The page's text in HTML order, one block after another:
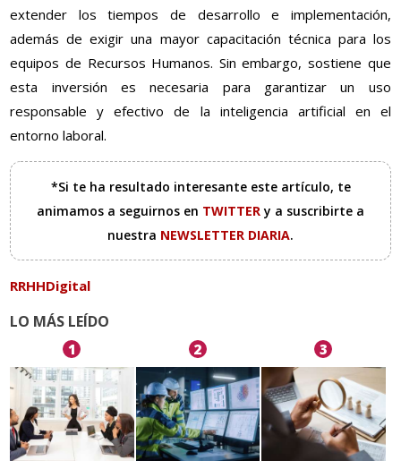
extender los tiempos de desarrollo e implementación,
además de exigir una mayor capacitación técnica para los
equipos de Recursos Humanos. Sin embargo, sostiene que
esta inversión es necesaria para garantizar un uso
responsable y efectivo de la inteligencia artificial en el
entorno laboral.
*Si te ha resultado interesante este artículo, te
animamos a seguirnos en TWITTERy a suscribirte a
nuestra NEWSLETTER DIARIA.
RRHHDigital
LO MÁS LEÍDO
1 2 3